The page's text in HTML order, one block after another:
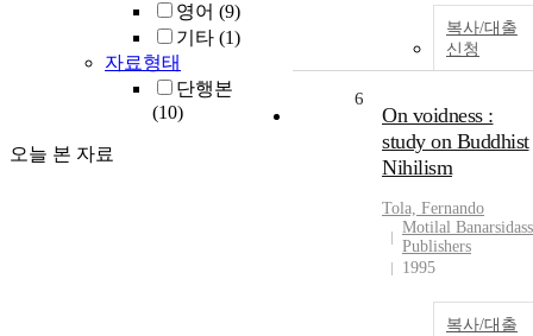
영어 (9)
기타 (1)
자료형태
단행본
(10)
오늘 본 자료
복사/대출
신청
6
On voidness :
study on Buddhist
Nihilism
Tola, Fernando
Motilal Banarsidass
Publishers
1995
복사/대출